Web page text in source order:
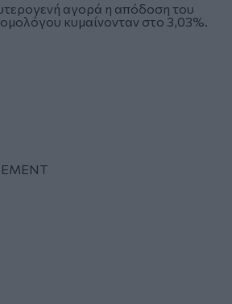
αγορά η απόδοση του
κυμαίνονταν στο 3,03%.